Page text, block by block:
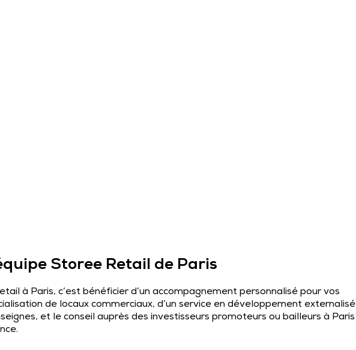
Storee Retail de Paris
à Paris, c’est bénéficier d’un accompagnement personnalisé pour vos
de locaux commerciaux, d’un service en développement externalisé
et le conseil auprès des investisseurs promoteurs ou bailleurs à Paris